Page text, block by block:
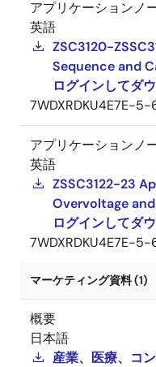
アプリケーションノ
英語
ZSC3120-
Sequence and
ログインしてダ
7WDXRDKU4E7E-
アプリケーションノ
英語
ZSSC3122-23
Overvoltage
ログインしてダ
7WDXRDKU4E7E-
マーケティング資料 (1)
概要
日本語
産業、医療、コ